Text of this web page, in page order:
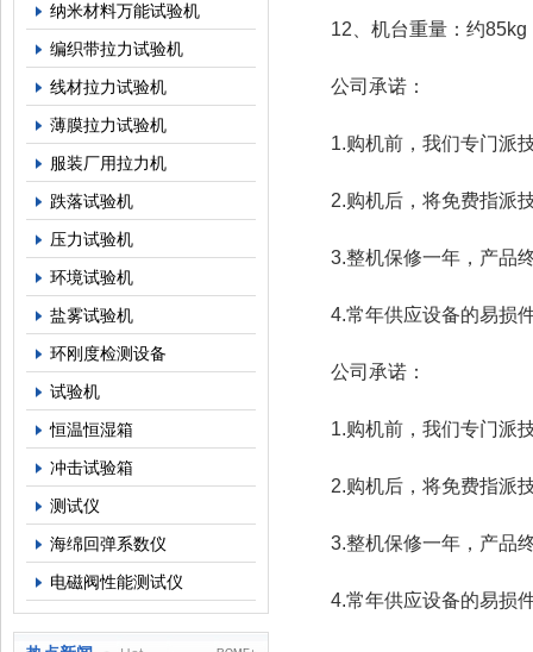
纳米材料万能试验机
编织带拉力试验机
线材拉力试验机
薄膜拉力试验机
服装厂用拉力机
跌落试验机
压力试验机
环境试验机
盐雾试验机
环刚度检测设备
试验机
恒温恒湿箱
冲击试验箱
测试仪
海绵回弹系数仪
电磁阀性能测试仪
12、机台重量：约85kg
公司承诺：
1.购机前，我们专门派技
2.购机后，将免费指派技
3.整机保修一年，产品
4.常年供应设备的易损件
公司承诺：
1.购机前，我们专门派技
2.购机后，将免费指派技
3.整机保修一年，产品
4.常年供应设备的易损件